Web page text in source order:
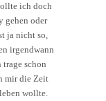
ich doch
gehen oder
ja nicht so,
irgendwann
schon
mir die Zeit
wollte.